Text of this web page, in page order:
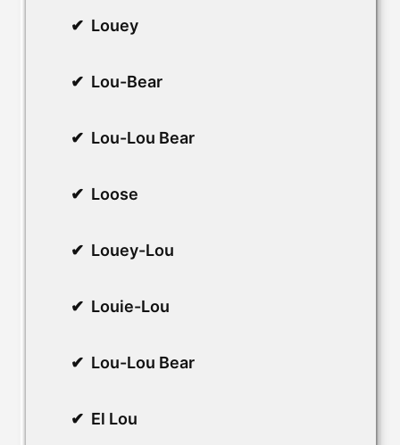
Louey
Lou-Bear
Lou-Lou Bear
Loose
Louey-Lou
Louie-Lou
Lou-Lou Bear
El Lou